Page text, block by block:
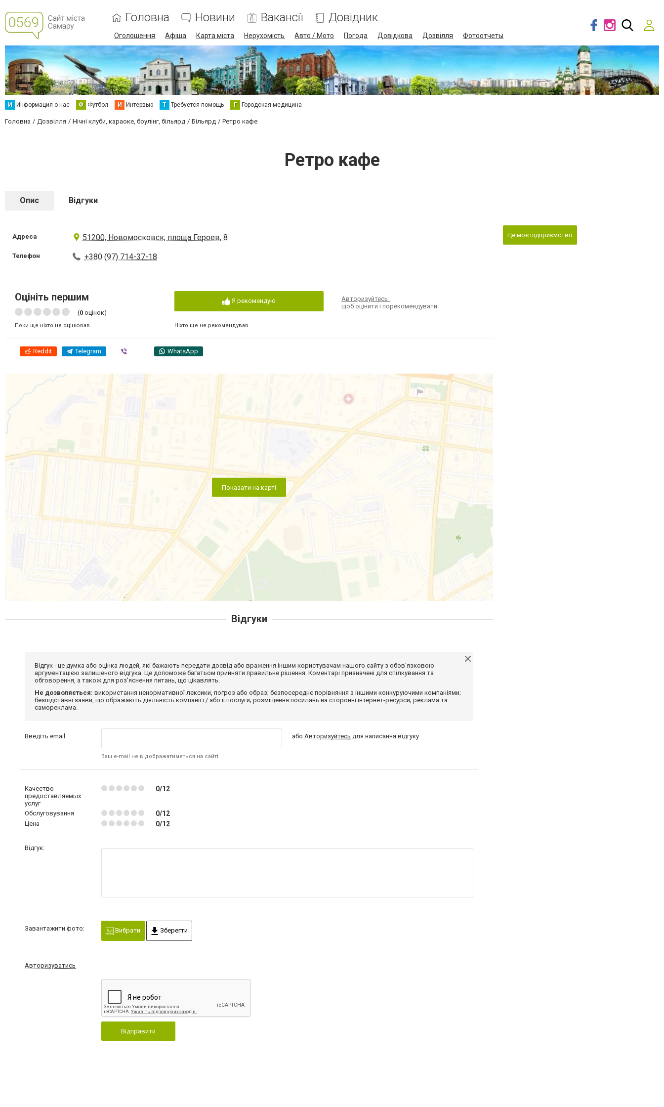
Головна Новини Вакансії Довідник
Оголошення Афіша Карта міста Нерухомість Авто / Мото Погода Довідкова Дозвілля Фотоотчеты
И Информация о нас Ф Футбол И Интервью Т Требуется помощь Г Городская медицина
Головна Дозвілля Нічні клуби, караоке, боулінг, більярд Більярд Ретро кафе
Ретро кафе
Опис Відгуки
Адреса 51200, Новомосковск, площа Героев, 8
Телефон +380 (97) 714-37-18
Оцініть першим
(0 оцінок)
Поки ще ніхто не оцінював
Я рекомендую
Ніхто ще не рекомендував
Авторизуйтесь,
щоб оцінити і порекомендувати
Reddit Telegram WhatsApp
Показати на карті
Це моє підприємство
Відгуки
Відгук - це думка або оцінка людей, які бажають передати досвід або враження іншим користувачам нашого сайту з обов'язковою
аргументацією залишеного відгука. Це допоможе багатьом прийняти правильне рішення. Коментарі призначені для спілкування та
обговорення, а також для роз'яснення питань, що цікавлять.
Не дозволяється: використання ненормативної лексики, погроз або образ; безпосереднє порівняння з іншими конкуруючими компаніями;
безпідставні заяви, що ображають діяльність компанії і / або її послуги; розміщення посилань на сторонні інтернет-ресурси; реклама та
самореклама.
Введіть email:
Ваш e-mail не відображатиметься на сайті
абоАвторизуйтесь для написання відгуку
Качество
предоставляемых
услуг
0/12
Обслуговування 0/12
Цена 0/12
Відгук:
Завантажити фото: Вибрати Зберегти
Авторизуватись
Відправити